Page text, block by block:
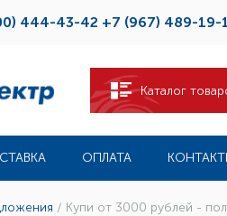
444-43-42 +7 (967) 489-19-
Каталог
ОПЛАТА
/ Купи от 3000 рублей -